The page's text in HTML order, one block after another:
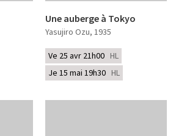
Une auberge à Tokyo
Yasujiro Ozu, 1935
Ve 25 avr 21h00 HL
Je 15 mai 19h30 HL